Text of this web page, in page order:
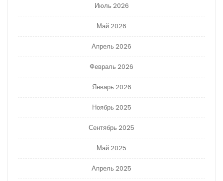
Июль 2026
Май 2026
Апрель 2026
Февраль 2026
Январь 2026
Ноябрь 2025
Сентябрь 2025
Май 2025
Апрель 2025